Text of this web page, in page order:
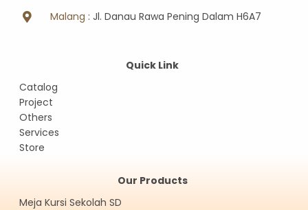
Malang : Jl. Danau Rawa Pening Dalam H6A7
Quick Link
Catalog
Project
Others
Services
Store
Our Products
Meja Kursi Sekolah SD